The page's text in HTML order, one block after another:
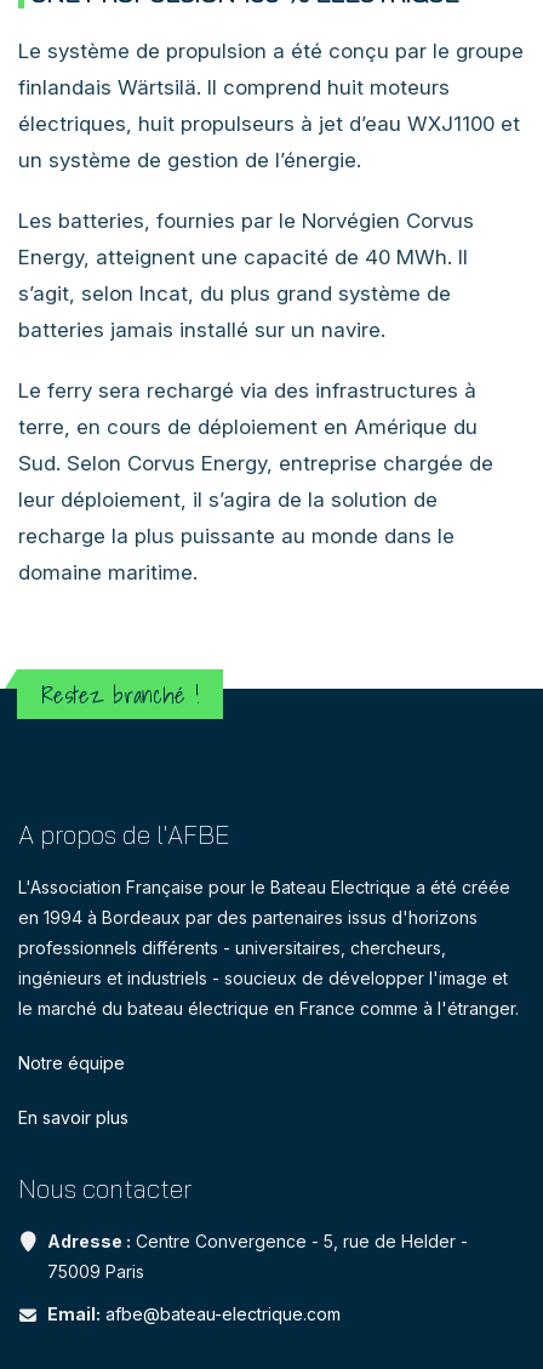
Le système de propulsion a été conçu par le groupe
finlandais Wärtsilä. Il comprend huit moteurs
électriques, huit propulseurs à jet d’eau WXJ1100 et
un système de gestion de l’énergie.
Les batteries, fournies par le Norvégien Corvus
Energy, atteignent une capacité de 40 MWh. Il
s’agit, selon Incat, du plus grand système de
batteries jamais installé sur un navire.
Le ferry sera rechargé via des infrastructures à
terre, en cours de déploiement en Amérique du
Sud. Selon Corvus Energy, entreprise chargée de
leur déploiement, il s’agira de la solution de
recharge la plus puissante au monde dans le
domaine maritime.
Restez branché !
A propos de l'AFBE
L'Association Française pour le Bateau Electrique a été créée
en 1994 à Bordeaux par des partenaires issus d'horizons
professionnels différents - universitaires, chercheurs,
ingénieurs et industriels - soucieux de développer l'image et
le marché du bateau électrique en France comme à l'étranger.
Notre équipe
En savoir plus
Nous contacter
Adresse : Centre Convergence - 5, rue de Helder -
75009 Paris
Email: afbe@bateau-electrique.com